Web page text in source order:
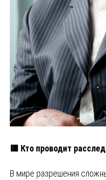
🟥 Кто проводит
В мире разрешения